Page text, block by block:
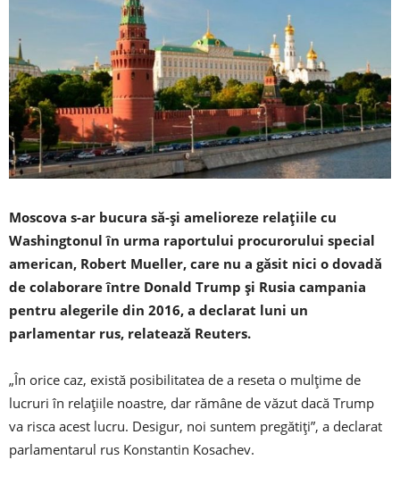
Moscova s-ar bucura să-şi amelioreze relaţiile cu
Washingtonul în urma raportului procurorului special
american, Robert Mueller, care nu a găsit nici o dovadă
de colaborare între Donald Trump şi Rusia campania
pentru alegerile din 2016, a declarat luni un
parlamentar rus, relatează Reuters.
„În orice caz, există posibilitatea de a reseta o mulţime de
lucruri în relaţiile noastre, dar rămâne de văzut dacă Trump
va risca acest lucru. Desigur, noi suntem pregătiţi”, a declarat
parlamentarul rus Konstantin Kosachev.